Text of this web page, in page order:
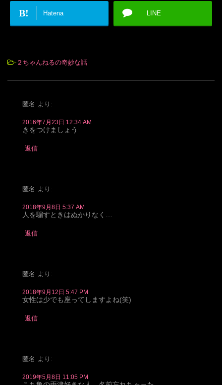
B! Hatena LINE
- ２ちゃんねるの奇妙な話
匿名 より:
2016年7月23日 12:34 AM
きをつけましょう
返信
匿名 より:
2018年9月8日 5:37 AM
人を騙すときはぬかりなく…
返信
匿名 より:
2018年9月12日 5:47 PM
女性は少でも座ってしますよね(笑)
返信
匿名 より:
2019年5月8日 11:05 PM